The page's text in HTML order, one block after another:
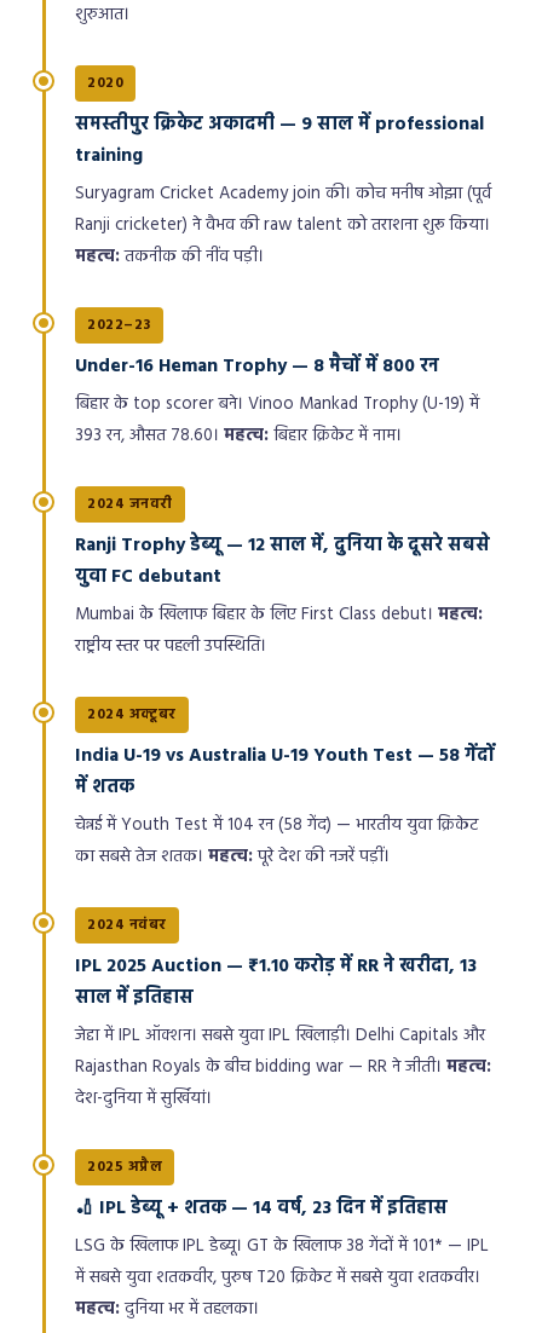
शुरुआत।
2020
समस्तीपुर क्रिकेट अकादमी — 9 साल में professional
training
Suryagram Cricket Academy join की। कोच मनीष ओझा (पूर्व
Ranji cricketer) ने वैभव की raw talent को तराशना शुरू किया।
महत्व:तकनीक की नींव पड़ी।
2022–23
Under-16 Heman Trophy — 8 मैचों में 800 रन
बिहार के top scorer बने। Vinoo Mankad Trophy (U-19) में
393 रन, औसत 78.60। महत्व:बिहार क्रिकेट में नाम।
2024 जनवरी
Ranji Trophy डेब्यू — 12 साल में, दुनिया के दूसरे सबसे
युवा FC debutant
Mumbai के खिलाफ बिहार के लिए First Class debut। महत्व:
राष्ट्रीय स्तर पर पहली उपस्थिति।
2024 अक्टूबर
India U-19 vs Australia U-19 Youth Test — 58 गेंदों
में शतक
चेन्नई में Youth Test में 104 रन (58 गेंद) — भारतीय युवा क्रिकेट
का सबसे तेज शतक। महत्व:पूरे देश की नजरें पड़ीं।
2024 नवंबर
IPL 2025 Auction — ₹1.10 करोड़ में RR ने खरीदा, 13
साल में इतिहास
जेद्दा में IPL ऑक्शन। सबसे युवा IPL खिलाड़ी। Delhi Capitals और
Rajasthan Royals के बीच bidding war — RR ने जीती। महत्व:
देश-दुनिया में सुर्खियां।
2025 अप्रैल
🏏 IPL डेब्यू + शतक — 14 वर्ष, 23 दिन में इतिहास
LSG के खिलाफ IPL डेब्यू। GT के खिलाफ 38 गेंदों में 101* — IPL
में सबसे युवा शतकवीर, पुरुष T20 क्रिकेट में सबसे युवा शतकवीर।
महत्व:दुनिया भर में तहलका।